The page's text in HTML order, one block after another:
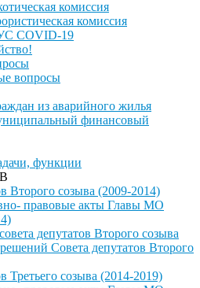
комиссия
комиссия
COVID-19
вопросы
из аварийного жилья
финансовый
функции
Второго созыва (2009-2014)
правовые акты Главы МО
депутатов Второго созыва
Совета депутатов Второго
Третьего созыва (2014-2019)